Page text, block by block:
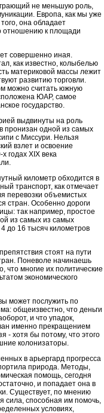
не меньшую роль,
Европа, как мы уже
она обладает
отношению к площади
совершенно иная.
как известно, колыбелью
материковой массы лежит
развитию торговли.
можно считать южную
ЮАР, самое
государство.
выдвинуты на роль
пронизан одной из самых
с Миссури. Нельзя
взлет и освоение
годах XIX века
километр обходится в
транспорт, как отмечает
перевозки объемистых
стран. Особенно дороги
так например, простое
из самых из самых
до 16 тысяч километров
стоят на пути
Поневоле начинаешь
что многие их политические
экономического
может послужить по
общеизвестно, что деньги
и что упадок,
именно прекращением
- хотя бы потому, что этого
колонизаторы.
в арьергард прогресса
природа. Методы,
помощь, сегодня
и попадает она в
Существует, по мнению
сила, способная им помочь,
условиях,